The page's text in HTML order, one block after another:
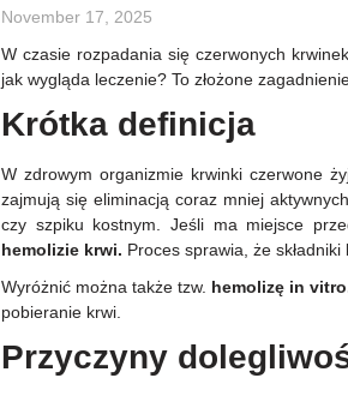
November 17, 2025
W czasie rozpadania się czerwonych
jak wygląda leczenie? To złożone
Krótka definicja
W zdrowym organizmie krwinki czerwone
zajmują się eliminacją coraz mniej
czy szpiku kostnym. Jeśli ma miejsce
hemolizie krwi. Proces sprawia, że
Wyróżnić można także tzw. hemolizę in
pobieranie krwi.
Przyczyny